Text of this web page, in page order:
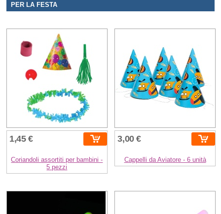
PER LA FESTA
1,45 €
Coriandoli assortiti per bambini -
5 pezzi
3,00 €
Cappelli da Aviatore - 6 unità